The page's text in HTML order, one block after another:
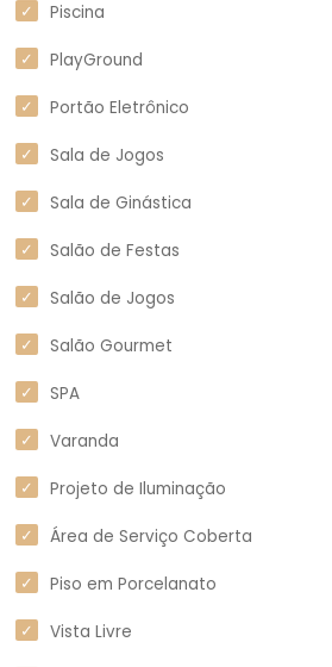
Piscina
PlayGround
Portão Eletrônico
Sala de Jogos
Sala de Ginástica
Salão de Festas
Salão de Jogos
Salão Gourmet
SPA
Varanda
Projeto de Iluminação
Área de Serviço Coberta
Piso em Porcelanato
Vista Livre